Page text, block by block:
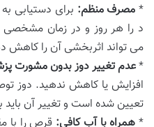
* مصرف منظم: برای دستیابی
د را هر روز و در زمان مشخصی
می تواند اثربخشی آن را کاهش
*عدم تغییر دوز بدون مشورت
افزایش یا کاهش ندهید. دوز
تعیین شده است و تغییر آن باید
* همراه با آب کافی: قرص را با